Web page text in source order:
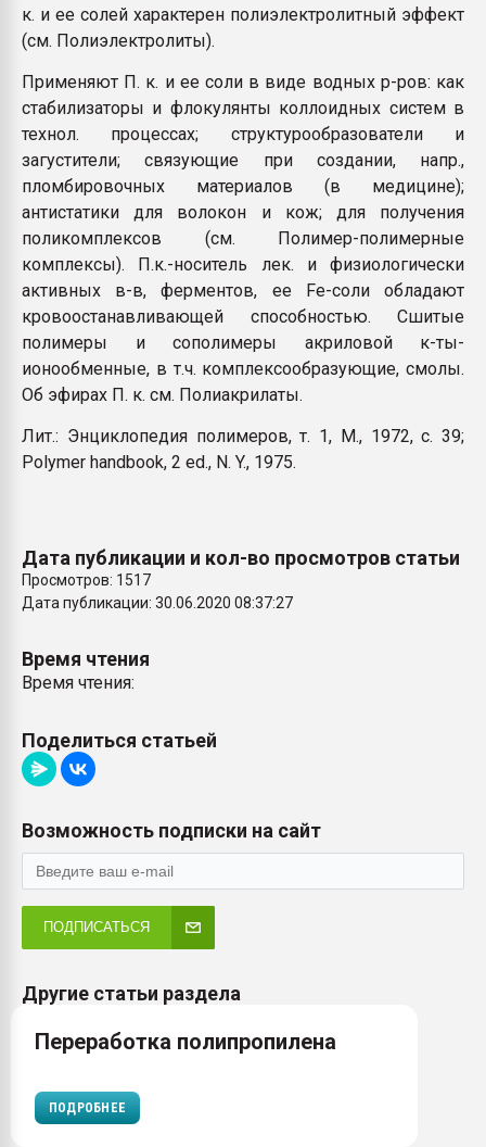
к. и ее солей характерен полиэлектролитный эффект
(см. Полиэлектролиты).
Применяют П. к. и ее соли в виде водных р-ров: как
стабилизаторы и флокулянты коллоидных систем в
технол. процессах; структурообразователи и
загустители; связующие при создании, напр.,
пломбировочных материалов (в медицине);
антистатики для волокон и кож; для получения
поликомплексов (см. Полимер-полимерные
комплексы). П.к.-носитель лек. и физиологически
активных в-в, ферментов, ее Fe-соли обладают
кровоостанавливающей способностью. Сшитые
полимеры и сополимеры акриловой к-ты-
ионообменные, в т.ч. комплексообразующие, смолы.
Об эфирах П. к. см. Полиакрилаты.
Лит.: Энциклопедия полимеров, т. 1, M., 1972, с. 39;
Polymer handbook, 2 ed., N. Y., 1975.
Дата публикации и кол-во просмотров статьи
Просмотров: 1517
Дата публикации: 30.06.2020 08:37:27
Время чтения
Время чтения:
Поделиться статьей
Возможность подписки на сайт
ПОДПИСАТЬСЯ
Другие статьи раздела
Переработка полипропилена
ПОДРОБНЕЕ